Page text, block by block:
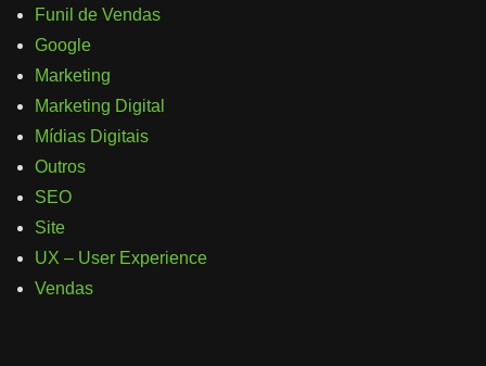
Funil de Vendas
Google
Marketing
Marketing Digital
Mídias Digitais
Outros
SEO
Site
UX – User Experience
Vendas